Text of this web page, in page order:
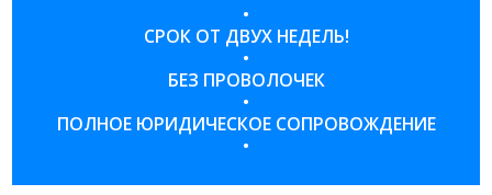
•
СРОК ОТ ДВУХ НЕДЕЛЬ!
•
БЕЗ ПРОВОЛОЧЕК
•
ПОЛНОЕ ЮРИДИЧЕСКОЕ СОПРОВОЖДЕНИЕ
•